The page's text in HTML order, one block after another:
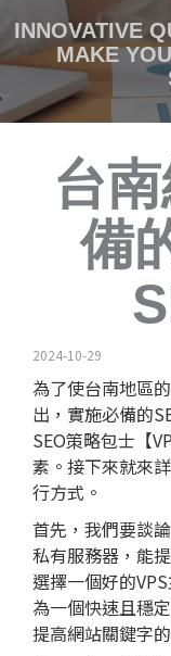
INNOVATIVE
MAKE
台
備
2024-10-29
為了使台南地區
出，實施必備的
SEO策略包士【
素。接下來就來
行方式。
首先，我們要談
私有服務器，能
選擇一個好的
為一個快速且穩
提高網站關鍵字